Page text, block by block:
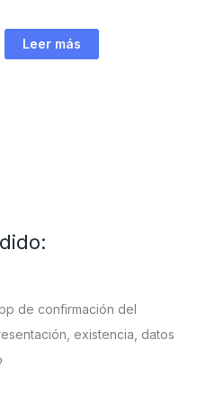
Leer más
de confirmación del
existencia, datos